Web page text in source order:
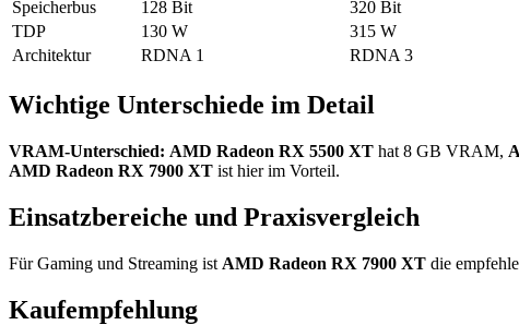
Speicherbus
128 Bit
320 Bit
TDP
130 W
315 W
Architektur
RDNA 1 RDNA 3
Wichtige Unterschiede im Detail
VRAM-Unterschied: AMD Radeon RX 5500 XT hat 8 GB VRAM,
AMD Radeon RX 7900 XT ist hier im Vorteil.
Einsatzbereiche und Praxisvergleich
Für Gaming und Streaming ist AMD Radeon RX 7900 XT die
Kaufempfehlung